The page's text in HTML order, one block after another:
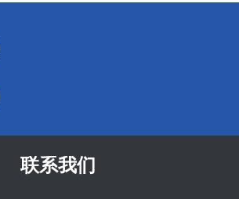
联系我们